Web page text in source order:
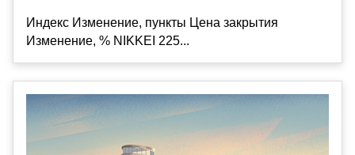
Индекс Изменение, пункты Цена закрытия
Изменение, % NIKKEI 225...